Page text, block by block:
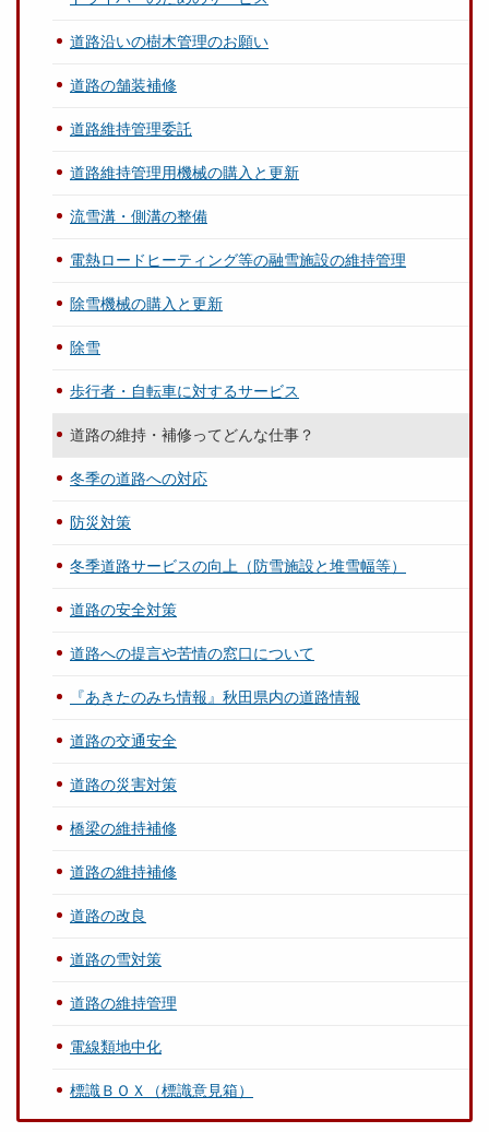
道路沿いの樹木管理のお願い
道路の舗装補修
道路維持管理委託
道路維持管理用機械の購入と更新
流雪溝・側溝の整備
電熱ロードヒーティング等の融雪施設の維持管理
除雪機械の購入と更新
除雪
歩行者・自転車に対するサービス
道路の維持・補修ってどんな仕事？
冬季の道路への対応
防災対策
冬季道路サービスの向上（防雪施設と堆雪幅等）
道路の安全対策
道路への提言や苦情の窓口について
『あきたのみち情報』秋田県内の道路情報
道路の交通安全
道路の災害対策
橋梁の維持補修
道路の維持補修
道路の改良
道路の雪対策
道路の維持管理
電線類地中化
標識ＢＯＸ（標識意見箱）